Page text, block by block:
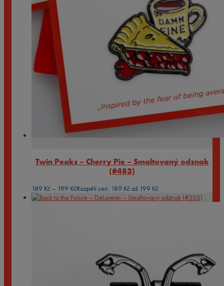
Twin Peaks – Cherry Pie – Smaltovaný odznak
(#483)
189 Kč – 199 KčRozpětí cen: 189 Kč až 199 Kč